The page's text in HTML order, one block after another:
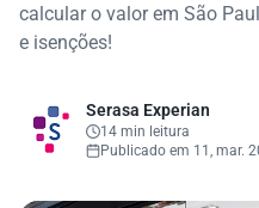
calcular o valor em São
e isenções!
Serasa Experian
14 min leitura
Publicado em 11, mar.